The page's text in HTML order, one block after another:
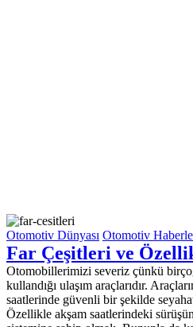
Otomotiv Dünyası Otomotiv
Far Çeşitleri ve
Otomobillerimizi severiz çünkü
kullandığı ulaşım araçlarıdır.
saatlerinde güvenli bir şekilde
Özellikle akşam saatlerindeki